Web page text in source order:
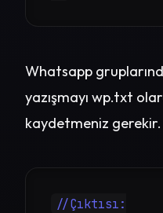
Whatsapp
yazışmayı wp.txt
kaydetmeniz gerekir.
//Çıktısı: